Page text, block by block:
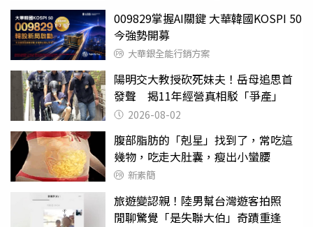
009829掌握AI關鍵 大華韓國KOSPI 50
今強勢開募
大華銀全能行銷方案
陽明交大教授砍死妹夫！岳母追思首
發聲 揭11年經營真相駁「爭產」
2026-08-02
腹部脂肪的「剋星」找到了，常吃這
幾物，吃走大肚囊，瘦出小蠻腰
新素簡
旅遊變認親！陸男幫台灣遊客拍照
閒聊驚覺「是失聯大伯」奇蹟重逢